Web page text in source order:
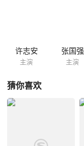
许志安
主演
张国强
主演
猜你喜欢